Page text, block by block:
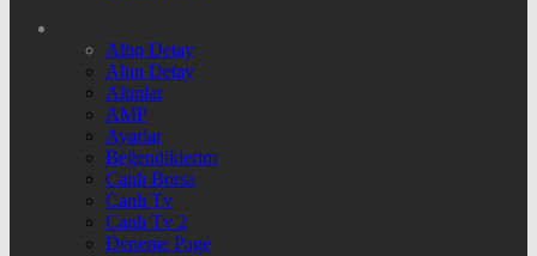
Altın Detay
Altın Detay
Altınlar
AMP
Ayarlar
Beğendiklerim
Canlı Borsa
Canlı Tv
Canlı Tv 2
Deneme Page